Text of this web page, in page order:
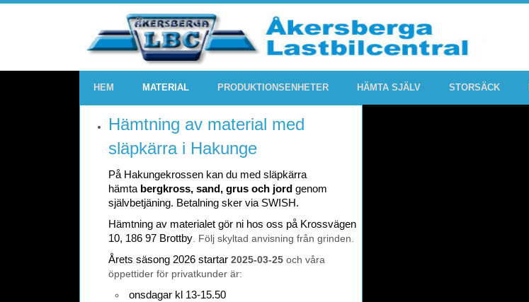
HEM MATERIAL PRODUKTIONSENHETER HÄMTA SJÄLV STORSÄCK
Hämtning av material med
släpkärra i Hakunge
På Hakungekrossen kan du med släpkärra
hämta bergkross, sand, grus och jord genom
självbetjäning. Betalning sker via SWISH.
Hämtning av materialet gör ni hos oss på Krossvägen
10, 186 97 Brottby . Följ skyltad anvisning från grinden.
Årets säsong 2026 startar 2025-03-25 och våra
öppettider för privatkunder är:
onsdagar kl 13-15.50